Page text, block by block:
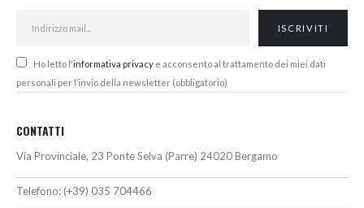
Ho letto l'informativa privacy e acconsento al trattamento dei miei dati
personali per l’invio della newsletter (obbligatorio)
CONTATTI
Via Provinciale, 23 Ponte Selva (Parre) 24020 Bergamo
Telefono: (+39) 035 704466